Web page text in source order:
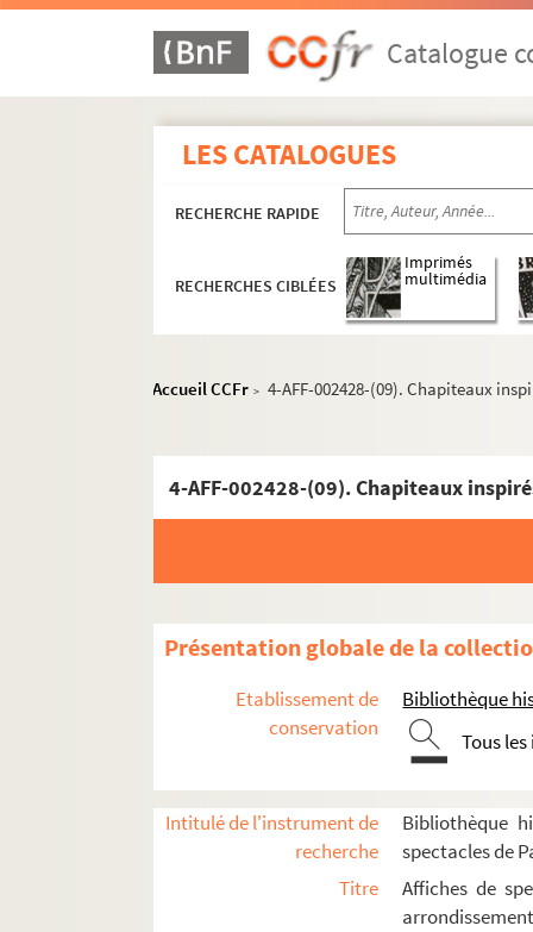
Catalogue
LES CATALOGUES
RECHERCHE RAPIDE
RECHERCHES CIBLÉES
Imprimés
multimédia
Accueil CCFr > 4-AFF-002428-(09). Chapiteaux
4-AFF-002428-(09). Chapiteaux
Présentation globale de la
Etablissement de
conservation
Bibliothèque
Tous
Intitulé de l'instrument de
recherche
Bibliothèque
spectacles de
Titre
Affiches de
5e arrondissement
7e arrondissement
14e arrondissement
15e arrondissement
Bibliothèque Beaugrenelle
Spectacles
4-AFF-002428-(01). L'archipel sans
4-AFF-002428-(02). Asi canta Jerez